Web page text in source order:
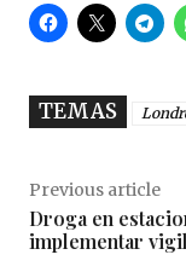
TEMAS
Previous article
Droga en
implementar